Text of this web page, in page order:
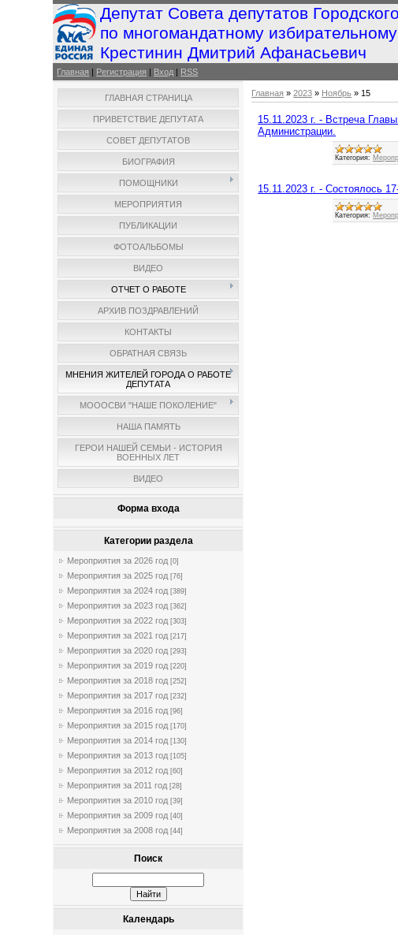
Депутат Совета депутатов
по многомандатному
Крестинин Дмитрий Афанасьевич
Главная | Регистрация | Вход | RSS
ГЛАВНАЯ СТРАНИЦА
ПРИВЕТСТВИЕ ДЕПУТАТА
СОВЕТ ДЕПУТАТОВ
БИОГРАФИЯ
ПОМОЩНИКИ
МЕРОПРИЯТИЯ
ПУБЛИКАЦИИ
ФОТОАЛЬБОМЫ
ВИДЕО
ОТЧЕТ О РАБОТЕ
АРХИВ ПОЗДРАВЛЕНИЙ
КОНТАКТЫ
ОБРАТНАЯ СВЯЗЬ
МНЕНИЯ ЖИТЕЛЕЙ ГОРОДА О РАБОТЕ
ДЕПУТАТА
МОООСВИ "НАШЕ ПОКОЛЕНИЕ"
НАША ПАМЯТЬ
ГЕРОИ НАШЕЙ СЕМЬИ - ИСТОРИЯ
ВОЕННЫХ ЛЕТ
ВИДЕО
Форма входа
Категории раздела
Мероприятия за 2026 год [0]
Мероприятия за 2025 год [76]
Мероприятия за 2024 год [389]
Мероприятия за 2023 год [362]
Мероприятия за 2022 год [303]
Мероприятия за 2021 год [217]
Мероприятия за 2020 год [293]
Мероприятия за 2019 год [220]
Мероприятия за 2018 год [252]
Мероприятия за 2017 год [232]
Мероприятия за 2016 год [96]
Мероприятия за 2015 год [170]
Мероприятия за 2014 год [130]
Мероприятия за 2013 год [105]
Мероприятия за 2012 год [60]
Мероприятия за 2011 год [28]
Мероприятия за 2010 год [39]
Мероприятия за 2009 год [40]
Мероприятия за 2008 год [44]
Поиск
Календарь
Главная »2023 » Ноябрь » 15
15.11.2023 г. - Встреча
Администрации.
Категория:
15.11.2023 г. - Состоялось
Категория: